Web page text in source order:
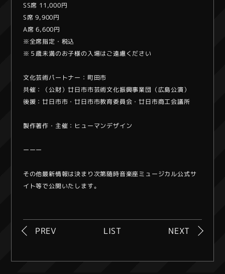
SS席 11,000円
S席 9,900円
A席 6,600円
※全席指定・税込
※５歳未満のお子様の入場はご遠慮ください
文化芸術パートナー：町田市
共催：（公財）廿日市市芸術文化振興事業団（広島公演）
後援：廿日市市・廿日市市教育委員会・廿日市商工会議所
製作著作・主催：ヒューマンデザイン
ーーー
その他最新情報は決まり次第随時音楽座ミュージカル公式サ
イト等で公開いたします。
PREV LIST NEXT